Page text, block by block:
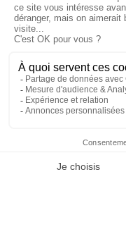
Du lundi au
Suivez le